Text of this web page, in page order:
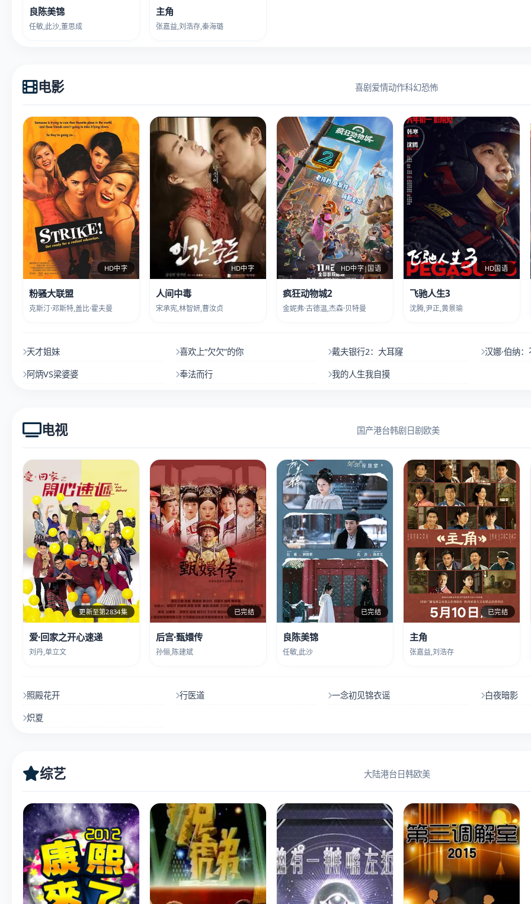
良陈美锦
任敏,此沙,董思成
主角
张嘉益,刘浩存,秦海璐
电影 喜剧爱情动作科幻恐怖
HD中字
粉骚大联盟
克斯汀·邓斯特,盖比·霍夫曼
HD中字
人间中毒
宋承宪,林智妍,曹汝贞
HD中字|国语
疯狂动物城2
金妮弗·古德温,杰森·贝特曼
HD国语
飞驰人生3
沈腾,尹正,黄景瑜
天才姐妹 喜欢上“欠欠”的你 戴夫银行2：大耳窿
汉娜·伯纳
阿炳VS梁婆婆
奉法而行 我的人生我自摸
电视 国产港台韩剧 日剧 欧美
更新至第2834集
爱·回家之开心速递
刘丹,单立文
已完结
后宫·甄嬛传
孙俪,陈建斌
已完结
良陈美锦
任敏,此沙
已完结
主角
张嘉益,刘浩存
照殿花开 行医道 一念初见锦衣谣
白夜暗影
炽夏
综艺 大陆港台日韩欧美